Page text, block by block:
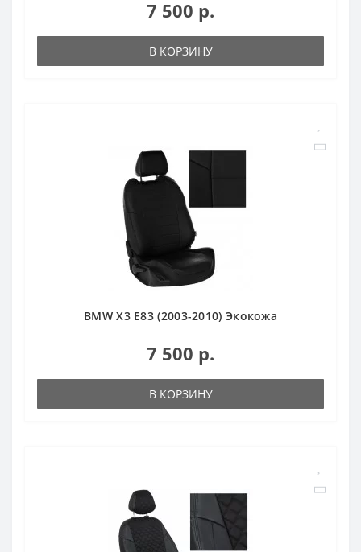
7 500 р.
В КОРЗИНУ
BMW X3 E83 (2003-2010) Экокожа
7 500 р.
В КОРЗИНУ